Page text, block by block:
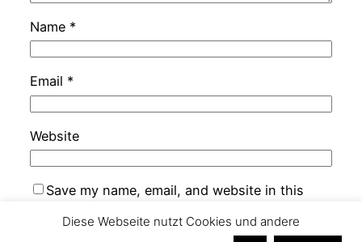
Name *
Email *
Website
Save my name, email, and website in this
Diese Webseite nutzt Cookies und andere